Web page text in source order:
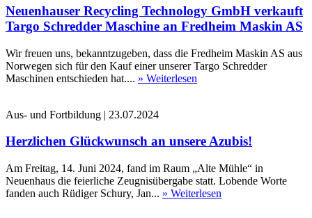
Neuenhauser Recycling Technology GmbH verkauft
Targo Schredder Maschine an Fredheim Maskin AS
Wir freuen uns, bekanntzugeben, dass die Fredheim Maskin AS aus
Norwegen sich für den Kauf einer unserer Targo Schredder
Maschinen entschieden hat.... » Weiterlesen
Aus- und Fortbildung | 23.07.2024
Herzlichen Glückwunsch an unsere Azubis!
Am Freitag, 14. Juni 2024, fand im Raum „Alte Mühle“ in
Neuenhaus die feierliche Zeugnisübergabe statt. Lobende Worte
fanden auch Rüdiger Schury, Jan... » Weiterlesen